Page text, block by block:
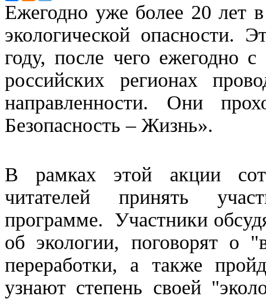
Ежегодно уже более 20 лет
экологической опасности.
году, после чего ежегодно
российских регионах
направленности. Они
Безопасность – Жизнь».
В рамках этой акции
читателей принять
программе. Участники
об экологии, поговорят о
переработки, а также
узнают степень своей